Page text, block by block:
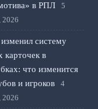
в РПЛ
5
2026
систему
карточек в
что изменится
и игроков
4
2026